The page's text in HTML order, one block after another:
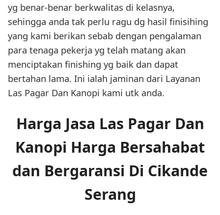
yg benar-benar berkwalitas di kelasnya,
sehingga anda tak perlu ragu dg hasil finisihing
yang kami berikan sebab dengan pengalaman
para tenaga pekerja yg telah matang akan
menciptakan finishing yg baik dan dapat
bertahan lama. Ini ialah jaminan dari Layanan
Las Pagar Dan Kanopi kami utk anda.
Harga Jasa Las Pagar Dan
Kanopi Harga Bersahabat
dan Bergaransi Di Cikande
Serang